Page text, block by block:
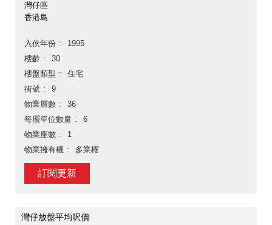
灣仔區
香港島
入伙年份
1995
樓齡
30
樓盤類型
住宅
街號
9
物業層數
36
每層單位數量
6
物業座數
1
物業擁有權
多業權
訂閱更新
灣仔放盤平均呎價